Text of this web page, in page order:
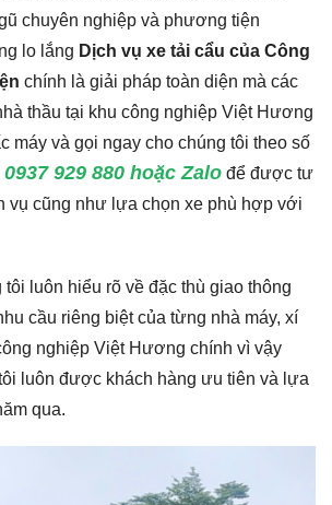
chuyên nghiệp và phương tiện
lo lắng Dịch vụ xe tải cẩu của Công
chính là giải pháp toàn diện mà các
thầu tại khu công nghiệp Việt Hương
máy và gọi ngay cho chúng tôi theo số
929 880 hoặc Zalo để được tư
vụ cũng như lựa chọn xe phù hợp với
luôn hiểu rõ về đặc thù giao thông
cầu riêng biệt của từng nhà máy, xí
nghiệp Việt Hương chính vì vậy
luôn được khách hàng ưu tiên và lựa
qua.